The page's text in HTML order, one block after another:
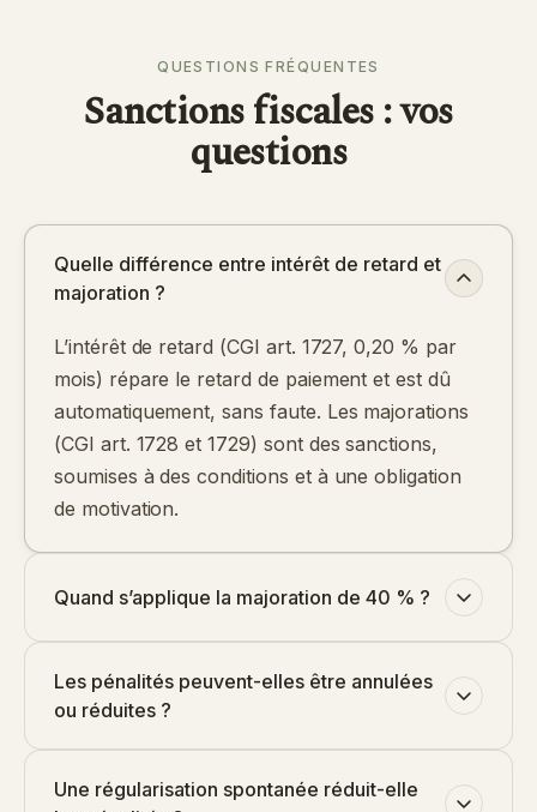
QUESTIONS FRÉQUENTES
Sanctions fiscales : vos
questions
Quelle différence entre intérêt de retard et
majoration ?
L’intérêt de retard (CGI art. 1727, 0,20 % par
mois) répare le retard de paiement et est dû
automatiquement, sans faute. Les majorations
(CGI art. 1728 et 1729) sont des sanctions,
soumises à des conditions et à une obligation
de motivation.
Quand s’applique la majoration de 40 % ?
Les pénalités peuvent-elles être annulées
ou réduites ?
Une régularisation spontanée réduit-elle